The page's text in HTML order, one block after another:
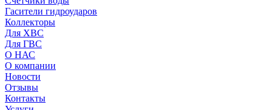
Гасители гидроударов
Коллекторы
Для ХВС
Для ГВС
О НАС
О компании
Новости
Отзывы
Контакты